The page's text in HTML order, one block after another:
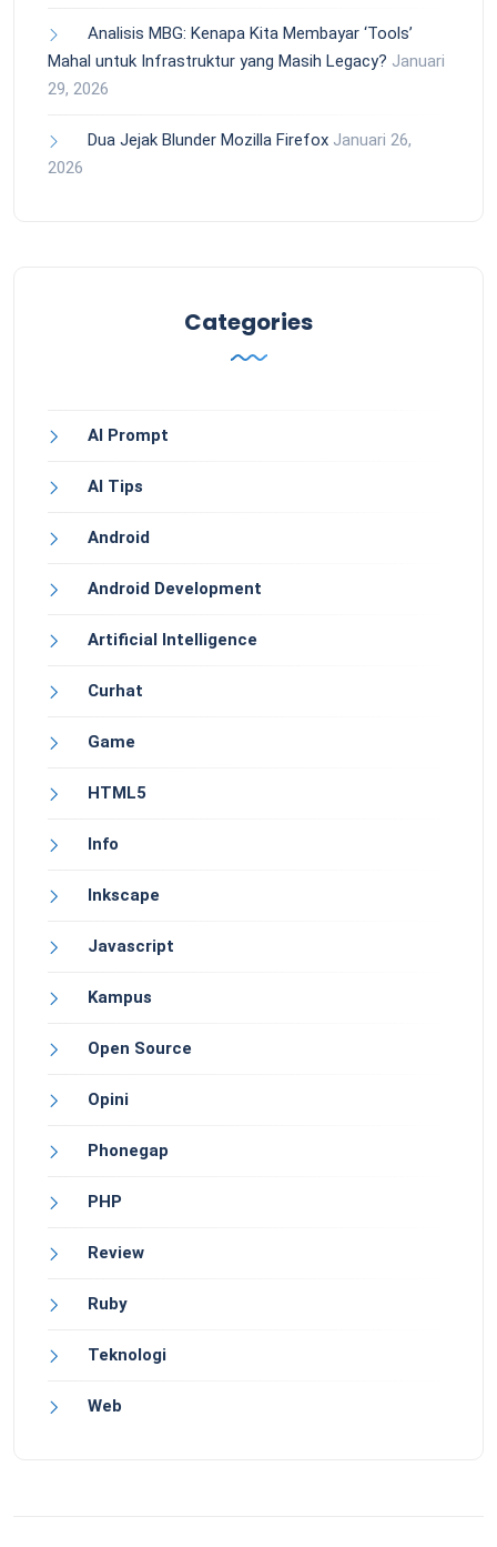
Analisis MBG: Kenapa Kita Membayar ‘Tools’
Mahal untuk Infrastruktur yang Masih Legacy? Januari
29, 2026
Dua Jejak Blunder Mozilla Firefox Januari 26,
2026
Categories
AI Prompt
AI Tips
Android
Android Development
Artificial Intelligence
Curhat
Game
HTML5
Info
Inkscape
Javascript
Kampus
Open Source
Opini
Phonegap
PHP
Review
Ruby
Teknologi
Web